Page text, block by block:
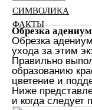
СИМВОЛИКА
ФАКТЫ
Обрезка
Обрезка
ухода за этим
Правильно
образованию
цветение и
Ниже
и когда следует